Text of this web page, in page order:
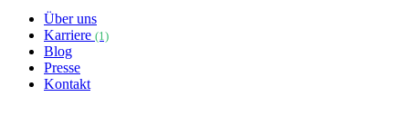
Über uns
Karriere (1)
Blog
Presse
Kontakt